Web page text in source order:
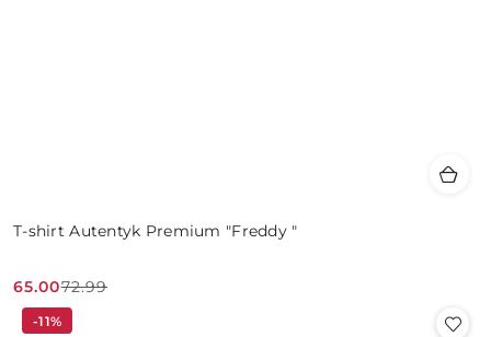
T-shirt Autentyk Premium "Freddy "
Cena
promocyjna:
65.00
Cena
przed
72.99
-11%